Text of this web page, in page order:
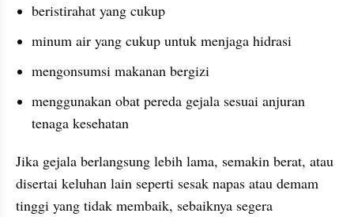
beristirahat yang cukup
minum air yang cukup untuk menjaga hidrasi
mengonsumsi makanan bergizi
menggunakan obat pereda gejala sesuai anjuran
tenaga kesehatan
Jika gejala berlangsung lebih lama, semakin berat, atau
disertai keluhan lain seperti sesak napas atau demam
tinggi yang tidak membaik, sebaiknya segera